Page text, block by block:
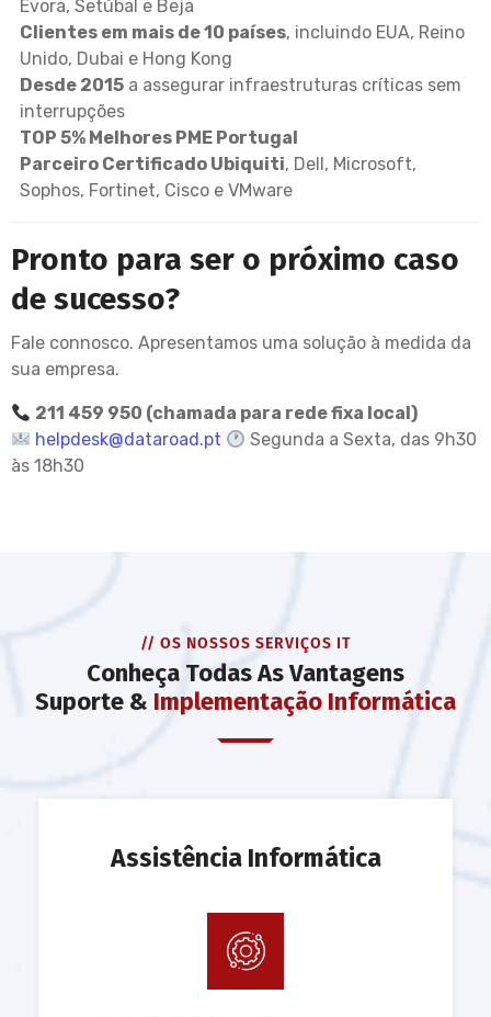
Évora, Setúbal e Beja
Clientes em mais de 10 países, incluindo EUA, Reino
Unido, Dubai e Hong Kong
Desde 2015 a assegurar infraestruturas críticas sem
interrupções
TOP 5% Melhores PME Portugal
Parceiro Certificado Ubiquiti, Dell, Microsoft,
Sophos, Fortinet, Cisco e VMware
Pronto para ser o próximo caso
de sucesso?
Fale connosco. Apresentamos uma solução à medida da
sua empresa.
211 459 950 (chamada para rede fixa local)
helpdesk@dataroad.pt
Segunda a Sexta, das 9h30
às 18h30
// OS NOSSOS SERVIÇOS IT
Conheça Todas As Vantagens
Suporte & Implementação Informática
Assistência Informática